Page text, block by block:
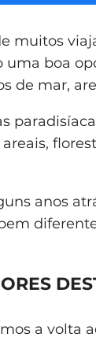
muitos
uma boa
de mar,
anos
a volta